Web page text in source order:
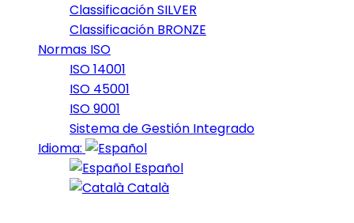
Classificación SILVER
Classificación BRONZE
Normas ISO
ISO 14001
ISO 45001
ISO 9001
Sistema de Gestión Integrado
Idioma:
Español
Català